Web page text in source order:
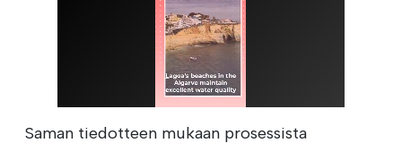
Saman tiedotteen mukaan prosessista